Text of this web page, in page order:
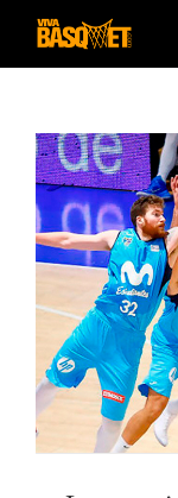
Saltar